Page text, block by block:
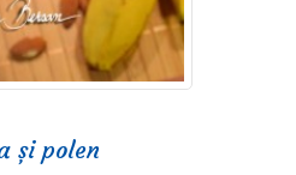
și polen